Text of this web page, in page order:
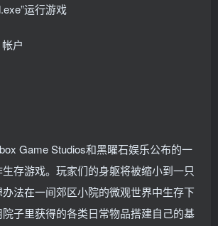
运行游戏
户
Game Studios和黑曜石娱乐公布的一
存游戏。玩家们的身躯将被缩小到一只
法在一间郊区小院的微观世界中生存下
子里获得的各类日常物品搭建自己的基